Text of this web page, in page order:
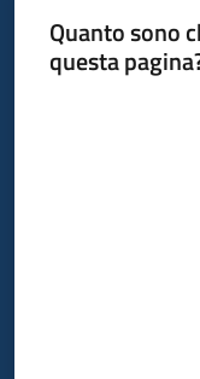
Menu selezionato
Quanto sono
questa